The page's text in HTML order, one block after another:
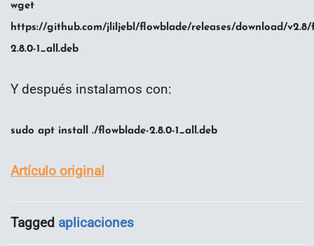
wget
https://github.com/jliljebl/flowblade/releases/download/v2.8/
2.8.0-1_all.deb
Y después instalamos con:
sudo apt install ./flowblade-2.8.0-1_all.deb
Artículo original
Tagged aplicaciones